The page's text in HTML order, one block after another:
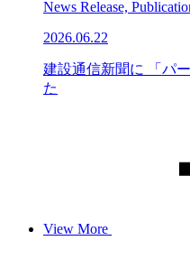
News Release,
2026.06.22
建設通信新聞に 「パ
た
View More